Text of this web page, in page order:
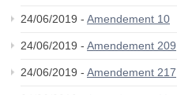
24/06/2019 - Amendement 10
24/06/2019 - Amendement 209
24/06/2019 - Amendement 217